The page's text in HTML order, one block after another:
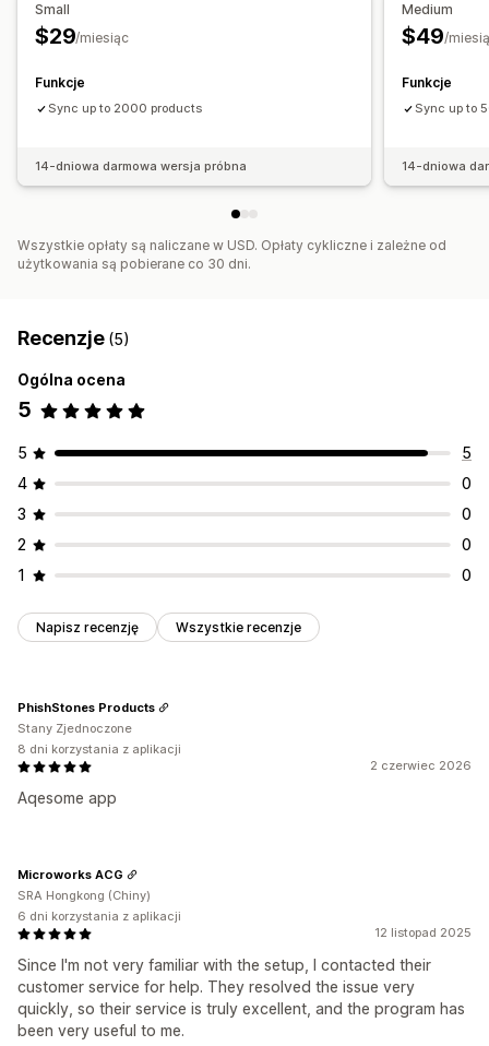
Small
$29/miesiąc
Funkcje
Sync up to 2000 products
14-dniowa darmowa wersja próbna
Medium
$49/
Funkcje
Sync up to
14-dniowa
Wszystkie opłaty są naliczane w USD. Opłaty cykliczne i zależne od
użytkowania są pobierane co 30 dni.
Recenzje (5)
Ogólna ocena
5
5
5
4
0
3
0
2
0
1
0
Napisz recenzję Wszystkie recenzje
2 czerwiec 2026
Aqesome app
PhishStones Products
Stany Zjednoczone
8 dni korzystania z aplikacji
12 listopad 2025
Since I'm not very familiar with the setup, I contacted their
customer service for help. They resolved the issue very
quickly, so their service is truly excellent, and the program has
been very useful to me.
Microworks ACG
SRA Hongkong (Chiny)
6 dni korzystania z aplikacji